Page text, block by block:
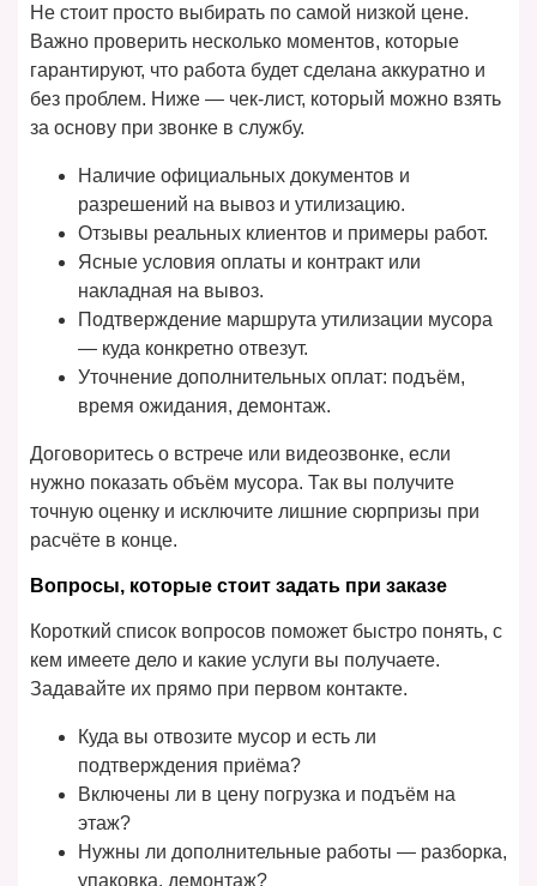
Не стоит просто выбирать по самой низкой цене.
Важно проверить несколько моментов, которые
гарантируют, что работа будет сделана аккуратно и
без проблем. Ниже — чек-лист, который можно взять
за основу при звонке в службу.
Наличие официальных документов и
разрешений на вывоз и утилизацию.
Отзывы реальных клиентов и примеры работ.
Ясные условия оплаты и контракт или
накладная на вывоз.
Подтверждение маршрута утилизации мусора
— куда конкретно отвезут.
Уточнение дополнительных оплат: подъём,
время ожидания, демонтаж.
Договоритесь о встрече или видеозвонке, если
нужно показать объём мусора. Так вы получите
точную оценку и исключите лишние сюрпризы при
расчёте в конце.
Вопросы, которые стоит задать при заказе
Короткий список вопросов поможет быстро понять, с
кем имеете дело и какие услуги вы получаете.
Задавайте их прямо при первом контакте.
Куда вы отвозите мусор и есть ли
подтверждения приёма?
Включены ли в цену погрузка и подъём на
этаж?
Нужны ли дополнительные работы — разборка,
упаковка, демонтаж?